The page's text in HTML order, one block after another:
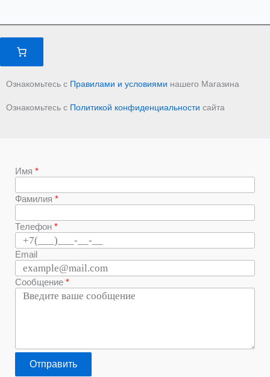
Ознакомьтесь с Правилами и условиями нашего Магазина
Ознакомьтесь с Политикой конфиденциальности сайта
Имя
Фамилия
Телефон
Email
Сообщение
Отправить